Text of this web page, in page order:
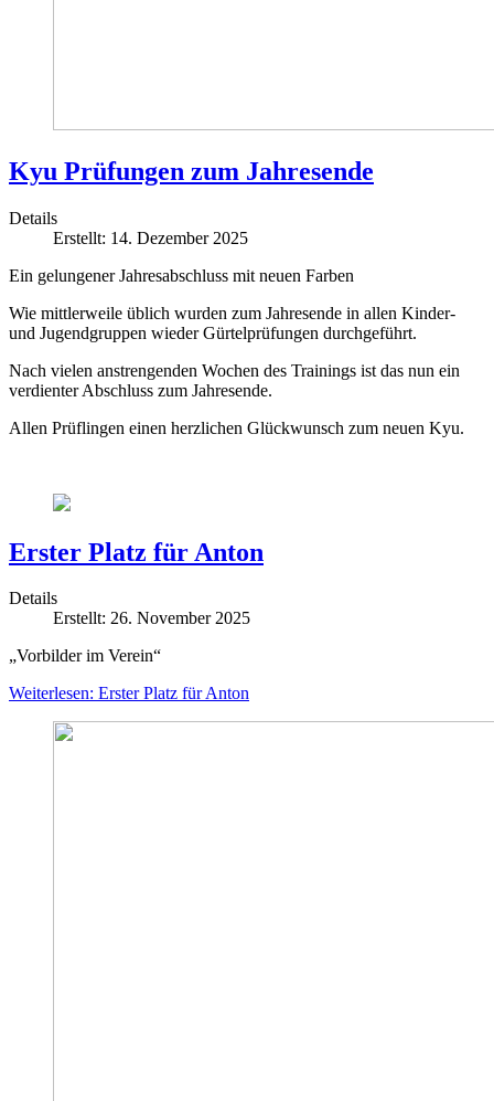
Kyu Prüfungen zum Jahresende
Details
Erstellt: 14. Dezember 2025
Ein gelungener Jahresabschluss mit neuen Farben
Wie mittlerweile üblich wurden zum Jahresende in allen Kinder-
und Jugendgruppen wieder Gürtelprüfungen durchgeführt.
Nach vielen anstrengenden Wochen des Trainings ist das nun ein
verdienter Abschluss zum Jahresende.
Allen Prüflingen einen herzlichen Glückwunsch zum neuen Kyu.
Erster Platz für Anton
Details
Erstellt: 26. November 2025
„Vorbilder im Verein“
Weiterlesen: Erster Platz für Anton